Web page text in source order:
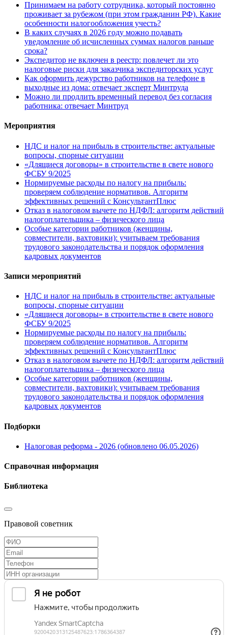
Принимаем на работу сотрудника, который постоянно
проживает за рубежом (при этом гражданин РФ). Какие
особенности налогообложения учесть?
В каких случаях в 2026 году можно подавать
уведомление об исчисленных суммах налогов раньше
срока?
Экспедитор не включен в реестр: повлечет ли это
налоговые риски для заказчика экспедиторских услуг
Как оформить дежурство работников на телефоне в
выходные из дома: отвечает эксперт Минтруда
Можно ли продлить временный перевод без согласия
работника: отвечает Минтруд
Мероприятия
НДС и налог на прибыль в строительстве: актуальные
вопросы, спорные ситуации
«Длящиеся договоры» в строительстве в свете нового
ФСБУ 9/2025
Нормируемые расходы по налогу на прибыль:
проверяем соблюдение нормативов. Алгоритм
эффективных решений с КонсультантПлюс
Отказ в налоговом вычете по НДФЛ: алгоритм действий
налогоплательщика – физического лица
Особые категории работников (женщины,
совместители, вахтовики): учитываем требования
трудового законодательства и порядок оформления
кадровых документов
Записи мероприятий
НДС и налог на прибыль в строительстве: актуальные
вопросы, спорные ситуации
«Длящиеся договоры» в строительстве в свете нового
ФСБУ 9/2025
Нормируемые расходы по налогу на прибыль:
проверяем соблюдение нормативов. Алгоритм
эффективных решений с КонсультантПлюс
Отказ в налоговом вычете по НДФЛ: алгоритм действий
налогоплательщика – физического лица
Особые категории работников (женщины,
совместители, вахтовики): учитываем требования
трудового законодательства и порядок оформления
кадровых документов
Подборки
Налоговая реформа - 2026 (обновлено 06.05.2026)
Справочная информация
Библиотека
Правовой советник